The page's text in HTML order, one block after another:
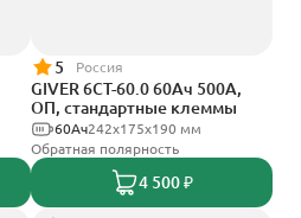
5 Россия
GIVER 6СТ-60.0 60Ач 500А,
ОП, стандартные клеммы
242х175х190 мм
60Ач
Обратная полярность
4 500 ₽